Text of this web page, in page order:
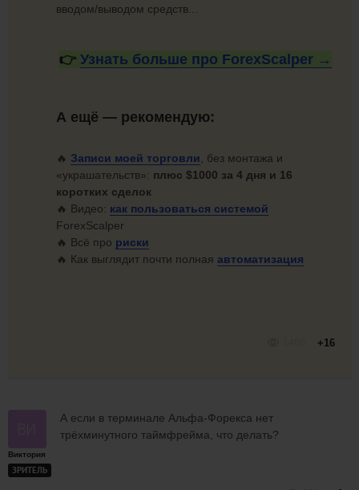
вводом/выводом средств...
👉 Узнать больше про ForexScalper →
А ещё — рекомендую:
🔥 Записи моей торговли , без монтажа и
«украшательств»: плюс $1000 за 4 дня и 16
коротких сделок
🔥 Видео: как пользоваться системой
ForexScalper
🔥 Всё про риски
🔥 Как выглядит почти полная автоматизация
+16
Виктория
ЗРИТЕЛЬ
А если в терминале Альфа-Форекса нет
трёхминутного таймфрейма, что делать?